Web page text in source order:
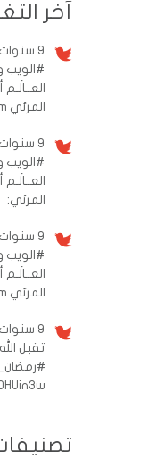
آخر
9 سنوات ago
#الويب
المرئي https://t.co/q57utnDjom
9 سنوات ago
#الويب
المرئي:
9 سنوات ago
#الويب
المرئي https://t.co/q57utnDjom
9 سنوات ago
تقبل